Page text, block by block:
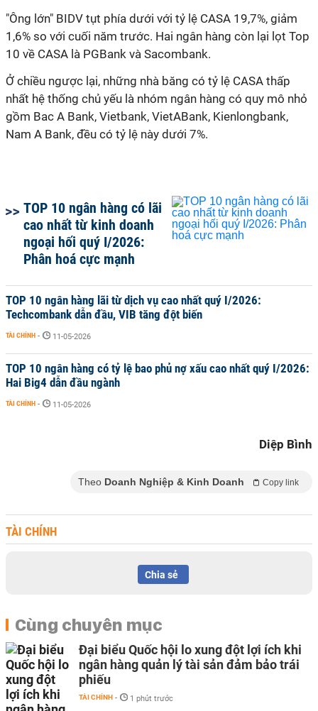
"Ông lớn" BIDV tụt phía dưới với tỷ lệ CASA 19,7%, giảm
1,6% so với cuối năm trước. Hai ngân hàng còn lại lọt Top
10 về CASA là PGBank và Sacombank.
Ở chiều ngược lại, những nhà băng có tỷ lệ CASA thấp
nhất hệ thống chủ yếu là nhóm ngân hàng có quy mô nhỏ
gồm Bac A Bank, Vietbank, VietABank, Kienlongbank,
Nam A Bank, đều có tỷ lệ này dưới 7%.
TOP 10 ngân hàng có lãi
cao nhất từ kinh doanh
ngoại hối quý I/2026:
Phân hoá cực mạnh
TOP 10 ngân hàng lãi từ dịch vụ cao nhất quý I/2026:
Techcombank dẫn đầu, VIB tăng đột biến
TÀI CHÍNH - 11-05-2026
TOP 10 ngân hàng có tỷ lệ bao phủ nợ xấu cao nhất quý I/2026:
Hai Big4 dẫn đầu ngành
TÀI CHÍNH - 11-05-2026
Diệp Bình
Theo Doanh Nghiệp & Kinh Doanh Copy link
TÀI CHÍNH
Chia sẻ
Cùng chuyên mục
Đại biểu Quốc hội lo xung đột lợi ích khi
ngân hàng quản lý tài sản đảm bảo trái
phiếu
TÀI CHÍNH - 1 phút trước